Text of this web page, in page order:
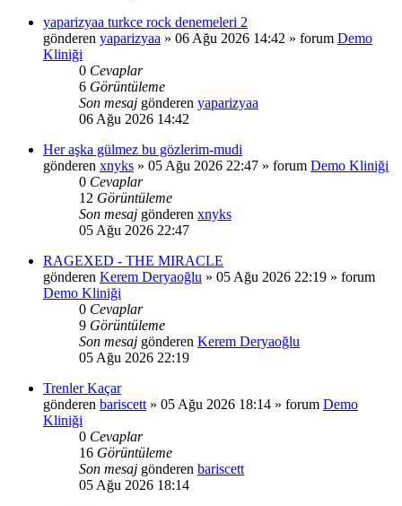
yaparizyaa turkce rock denemeleri 2
gönderen yaparizyaa » 06 Ağu 2026 14:42 » forum Demo
Kliniği
0 Cevaplar
6 Görüntüleme
Son mesaj gönderen yaparizyaa
06 Ağu 2026 14:42
Her aşka gülmez bu gözlerim-mudi
gönderen xnyks » 05 Ağu 2026 22:47 » forum Demo Kliniği
0 Cevaplar
12 Görüntüleme
Son mesaj gönderen xnyks
05 Ağu 2026 22:47
RAGEXED - THE MIRACLE
gönderen Kerem Deryaoğlu » 05 Ağu 2026 22:19 » forum
Demo Kliniği
0 Cevaplar
9 Görüntüleme
Son mesaj gönderen Kerem Deryaoğlu
05 Ağu 2026 22:19
Trenler Kaçar
gönderen bariscett » 05 Ağu 2026 18:14 » forum Demo
Kliniği
0 Cevaplar
16 Görüntüleme
Son mesaj gönderen bariscett
05 Ağu 2026 18:14